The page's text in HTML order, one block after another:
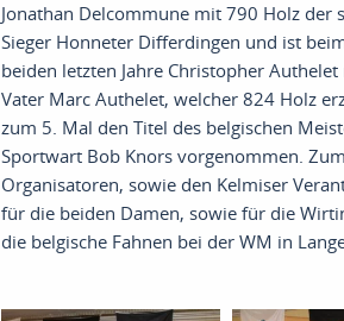
Jonathan Delcommunemit 790 Holzder
Sieger HonneterDifferdingen und ist
beiden letzten Jahre Christopher Authelet
VaterMarc Authelet, welcher 824 Holz
zum 5. Mal den Titel des belgischen
SportwartBob Knorsvorgenommen. Z
Organisatoren, sowie den Kelmiser
für die beiden Damen, sowie für die
die belgischeFahnen bei der WM in